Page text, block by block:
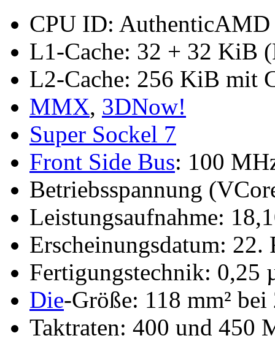
CPU ID:
L1-Cache: 32 + 32 KiB
L2-Cache: 256 KiB mit
MMX, 3DNow!
Super Sockel 7
Front Side Bus: 100
Betriebsspannung
Leistungsaufnahme:
Erscheinungsdatum: 22.
Fertigungstechnik: 0,25
Die-Größe: 118 mm²
Taktraten: 400 und 450